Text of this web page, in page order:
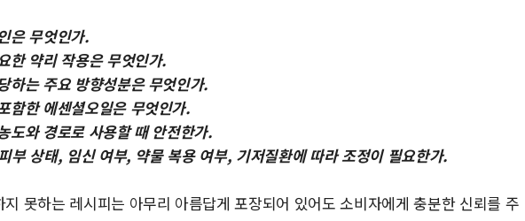
은 무엇인가.
한 약리 작용은 무엇인가.
하는 주요 방향성분은 무엇인가.
함한 에센셜오일은 무엇인가.
도와 경로로 사용할 때 안전한가.
부 상태, 임신 여부, 약물 복용 여부, 기저질환에 따라 조정이 필요한가.
못하는 레시피는 아무리 아름답게 포장되어 있어도 소비자에게 충분한 신뢰를 주